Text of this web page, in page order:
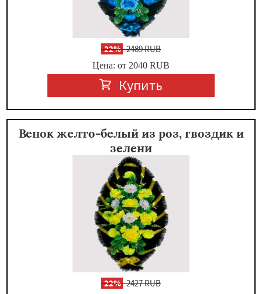
-22%2489 RUB
Цена: от 2040 RUB
Купить
Венок желто-белый из роз, гвоздик и
зелени
-22%2427 RUB